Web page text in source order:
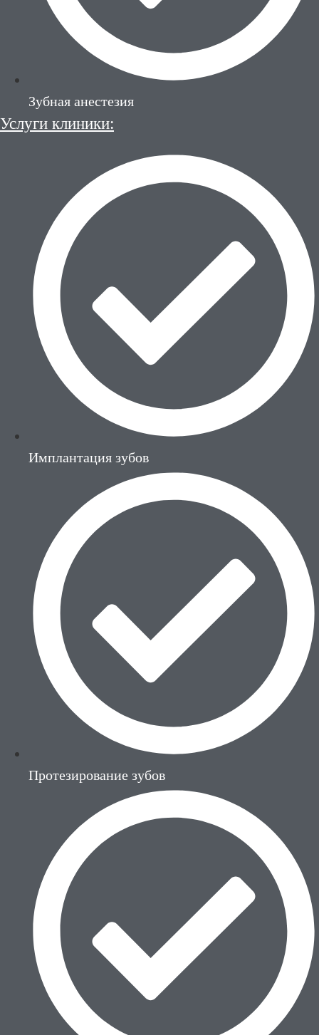
Зубная анестезия
Услуги клиники:
Имплантация зубов
Протезирование зубов